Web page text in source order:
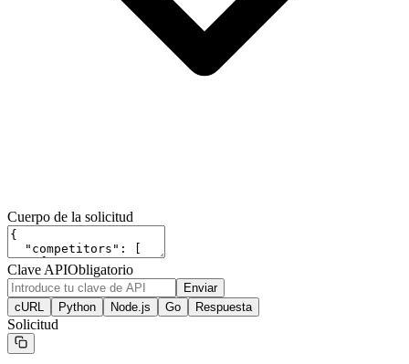
Cuerpo de la solicitud
Clave APIObligatorio
Enviar
cURL
Python Node.js Go Respuesta
Solicitud